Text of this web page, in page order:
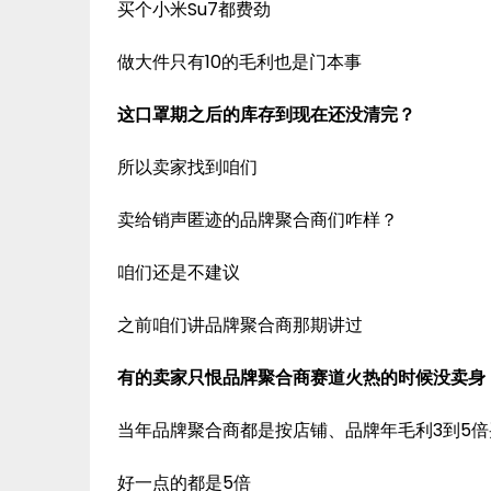
买个小米Su7都费劲
做大件只有10的毛利也是门本事
这口罩期之后的库存到现在还没清完？
所以卖家找到咱们
卖给销声匿迹的品牌聚合商们咋样？
咱们还是不建议
之前咱们讲品牌聚合商那期讲过
有的卖家只恨品牌聚合商赛道火热的时候没卖身
当年品牌聚合商都是按店铺、品牌年毛利3到5
好一点的都是5倍